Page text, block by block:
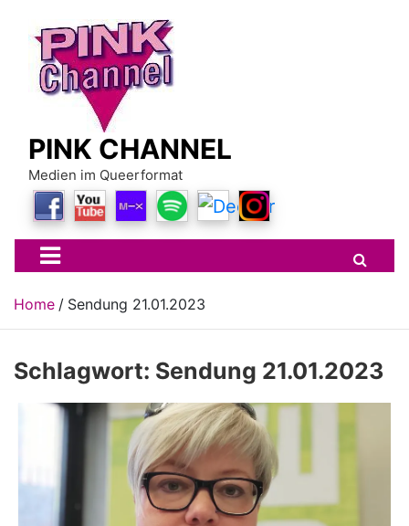
content
PINK CHANNEL
Medien im Queerformat
Home Sendung 21.01.2023
Schlagwort: Sendung 21.01.2023